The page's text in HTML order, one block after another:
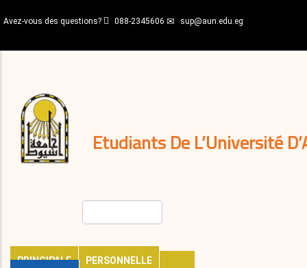
au
principal
Avez-vous des questions? 088-2345606 sup@aun.edu.eg
Etudiants De L’Université
PRINCIPALE
PERSONNELLE
décisions
Expatriés
Journal